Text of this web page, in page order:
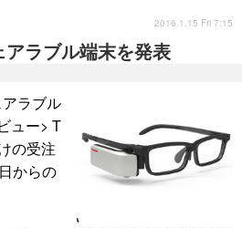
バックナンバー
インプレ
国内
写真
スポーツ
文化
出版／映画
ラブル端末を発表
2016.1.15 Fri 7:15
ラブル
ュー> T
の受注
からの